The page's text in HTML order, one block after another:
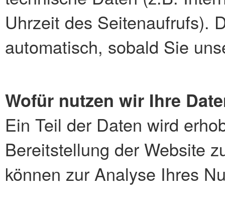
Uhrzeit des Seitenaufrufs).
automatisch, sobald Sie
Wofür nutzen wir Ihre
Ein Teil der Daten wird
Bereitstellung der Website
können zur Analyse Ihres